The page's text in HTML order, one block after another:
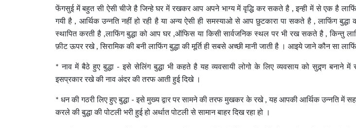
फेंगसुई में बहुत सी ऐसी चीजे है जिन्हे घर में रखकर आप अपने भाग्य में वृद्धि कर सकते है , इन्ही में से एक है
गयी है , आर्थिक उन्नति नहीं हो रही है या अन्य ऐसी ही समस्याओ से आप छुटकारा पा सकते है , लाफिंग बुद्धा
स्थापित करती है ,लाफिंग बुद्धा को आप घर ,ऑफिस या किसी सार्वजनिक स्थल पर भी रख सकते है , किन्तु
फ़ीट ऊपर रखे , सिरामिक की बनी लाफिंग बुद्धा की मूर्ति ही सबसे अच्छी मानी जाती है । आइये जाने कौन सा
* नाव में बैठे हुए बुद्धा - इसे सेलिंग बुद्धा भी कहते है यह व्यवसायी लोगो के लिए व्यवसाय को सुद्र्ण बनाने में
इसप्रकार रखे की नाव अंदर की तरफ आती हुई दिखे ।
* धन की गठरी लिए हुए बुद्धा - इसे मुख्य द्वार पर सामने की तरफ मुखकर के रखे , यह आपकी आर्थिक उन्नति में
करले की बुद्धा की पोटली भरी हुई हो अर्थात पोटली से सामान बाहर दिख रहा हो ।